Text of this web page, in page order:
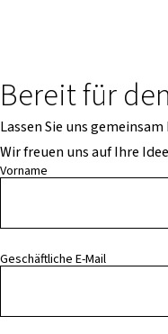
Bereit für den
Lassen Sie uns
Wir freuen uns auf Ihre
Vorname
Geschäftliche E-Mail